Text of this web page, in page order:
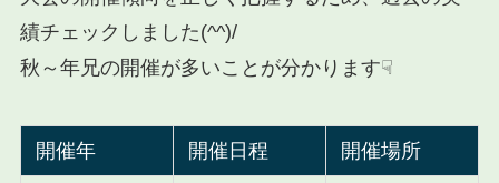
績チェックしました(^^)/
秋～年兄の開催が多いことが分かります☟
開催年 開催日程 開催場所